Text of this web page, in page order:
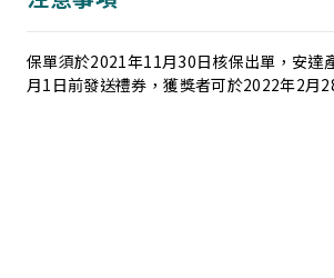
保單須於2021年11月30日核保出單，安達
月1日前發送禮券，獲獎者可於2022年2月